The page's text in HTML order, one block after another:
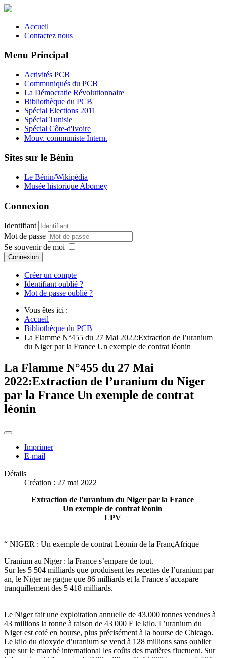
Accueil
Contactez nous
Menu Principal
Activités PCB
Communiqués du PCB
La Démocratie Révolutionnaire
Bibliothèque du PCB
Spécial Elections 2011
Spécial Tunisie
Spécial Côte-d'Ivoire
Mouv. communiste Intern.
Sites sur le Bénin
Le Bénin/Wikipédia
Musée historique Abomey
Connexion
Identifiant
Mot de passe
Se souvenir de moi
Connexion
Créer un compte
Identifiant oublié ?
Mot de passe oublié ?
Vous êtes ici :
Accueil
Bibliothèque du PCB
La Flamme N°455 du 27 Mai 2022:Extraction de l’uranium
du Niger par la France Un exemple de contrat léonin
La Flamme N°455 du 27 Mai
2022:Extraction de l’uranium du Niger
par la France Un exemple de contrat
léonin
Imprimer
E-mail
Détails
Création : 27 mai 2022
Extraction de l’uranium du Niger par la France
Un exemple de contrat léonin
LPV
“ NIGER : Un exemple de contrat Léonin de la FrançAfrique
Uranium au Niger : la France s’empare de tout.
Sur les 5 504 milliards que produisent les recettes de l’uranium par
an, le Niger ne gagne que 86 milliards et la France s’accapare
tranquillement des 5 418 milliards.
Le Niger fait une exploitation annuelle de 43.000 tonnes vendues à
43 millions la tonne à raison de 43 000 F le kilo. L’uranium du
Niger est coté en bourse, plus précisément à la bourse de Chicago.
Le kilo du dioxyde d’uranium se vend à 128 millions sans oublier
que sur le marché international les coûts des matières fluctuent. Sur